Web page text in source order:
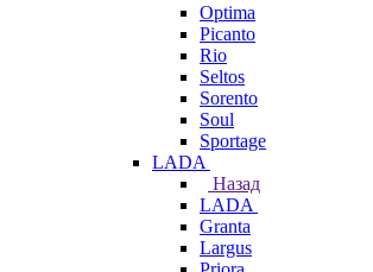
Optima
Picanto
Rio
Seltos
Sorento
Soul
Sportage
LADA
Назад
LADA
Granta
Largus